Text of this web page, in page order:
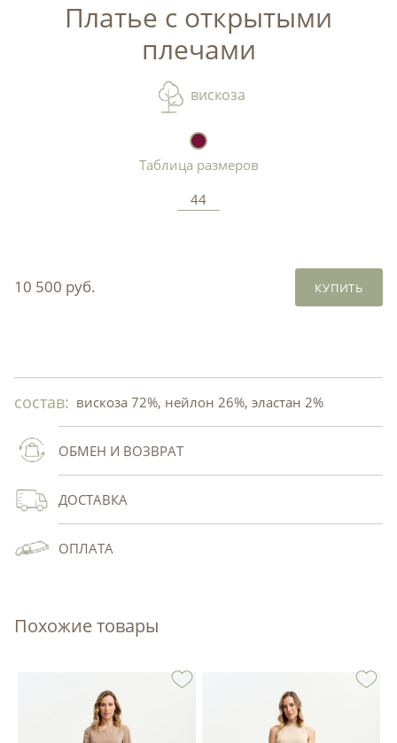
Платье с открытыми
плечами
вискоза
Таблица размеров
44
10 500 руб. КУПИТЬ
состав: вискоза 72%, нейлон 26%, эластан 2%
ОБМЕН И ВОЗВРАТ
ДОСТАВКА
ОПЛАТА
Похожие товары